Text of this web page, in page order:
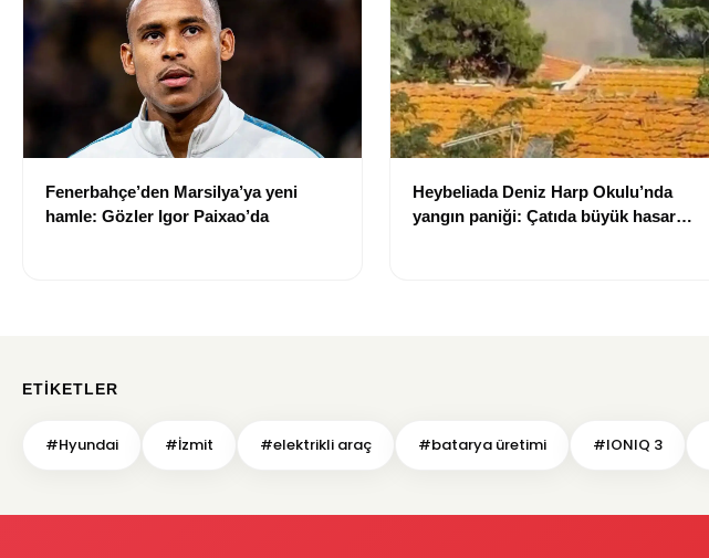
Fenerbahçe’den Marsilya’ya yeni
hamle: Gözler Igor Paixao’da
Heybeliada Deniz Harp Okulu’nda
yangın paniği: Çatıda büyük hasar
ETIKETLER
#Hyundai #İzmit #elektrikli araç #batarya üretimi #IONIQ 3